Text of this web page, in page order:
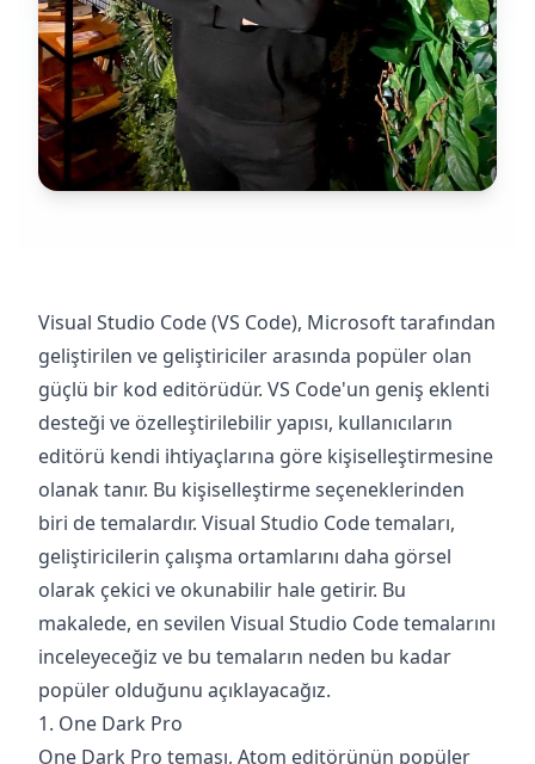
Visual Studio Code (VS Code), Microsoft tarafından
geliştirilen ve geliştiriciler arasında popüler olan
güçlü bir kod editörüdür. VS Code'un geniş eklenti
desteği ve özelleştirilebilir yapısı, kullanıcıların
editörü kendi ihtiyaçlarına göre kişiselleştirmesine
olanak tanır. Bu kişiselleştirme seçeneklerinden
biri de temalardır. Visual Studio Code temaları,
geliştiricilerin çalışma ortamlarını daha görsel
olarak çekici ve okunabilir hale getirir. Bu
makalede, en sevilen Visual Studio Code temalarını
inceleyeceğiz ve bu temaların neden bu kadar
popüler olduğunu açıklayacağız.
1. One Dark Pro
One Dark Pro teması, Atom editörünün popüler